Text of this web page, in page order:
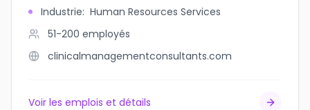
Industrie: Human Resources Services
51-200 employés
clinicalmanagementconsultants.com
Voir les emplois et détails